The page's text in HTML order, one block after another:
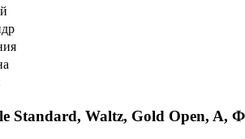
Standard, Waltz, Gold Open, A,